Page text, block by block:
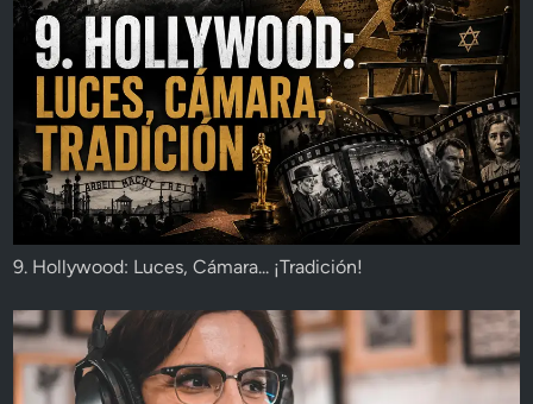
9. Hollywood: Luces, Cámara... ¡Tradición!